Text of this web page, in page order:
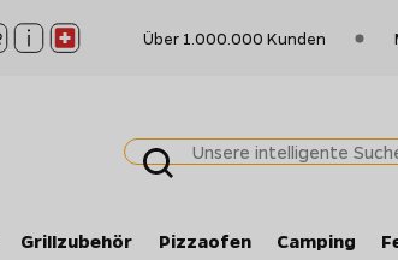
Über 1.000.000 Kunden
Grillzubehör Pizzaofen Camping